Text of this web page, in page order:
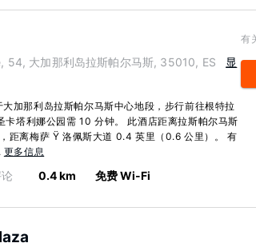
54, 大加那利岛拉斯帕尔马斯, 35010, ES
显
加那利岛拉斯帕尔马斯中心地段，步行前往根特拉
卡塔利娜公园需 10 分钟。 此酒店距离拉斯帕尔马斯
距离梅萨 Ÿ 洛佩斯大道 0.4 英里（0.6 公里）。 有
更多信息
0.4 km 免费 Wi-Fi
有